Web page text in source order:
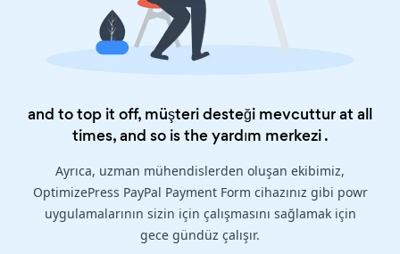
and to top it off, müşteri desteği mevcuttur at all
times, and so is theyardım merkezi.
Ayrıca, uzman mühendislerden oluşan ekibimiz,
OptimizePress PayPal Payment Form cihazınız gibi powr
uygulamalarının sizin için çalışmasını sağlamak için
gece gündüz çalışır.